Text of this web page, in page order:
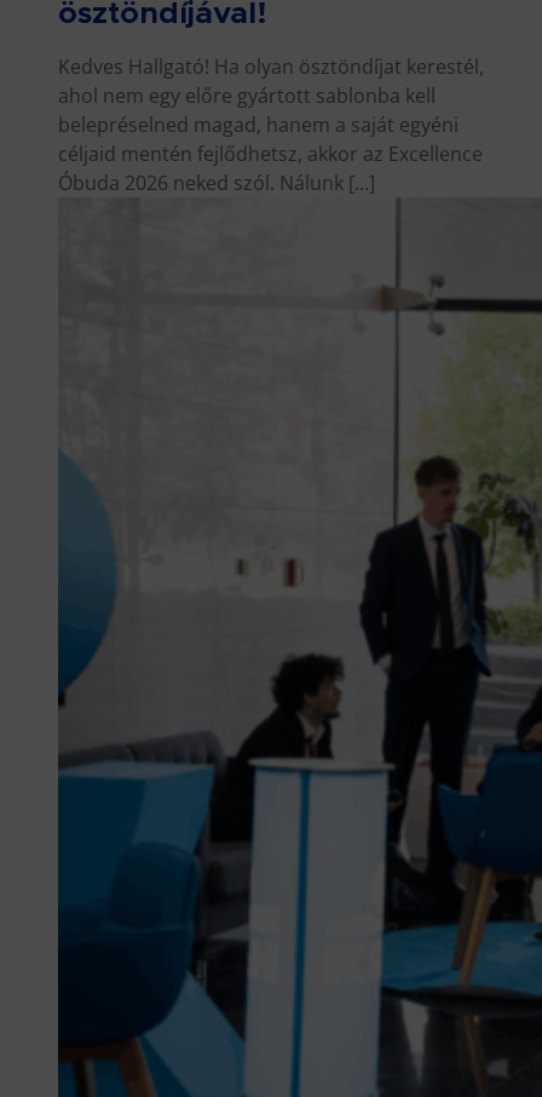
ösztöndíjával!
Kedves Hallgató! Ha olyan ösztöndíjat kerestél,
ahol nem egy előre gyártott sablonba kell
belepréselned magad, hanem a saját egyéni
céljaid mentén fejlődhetsz, akkor az Excellence
Óbuda 2026 neked szól. Nálunk […]